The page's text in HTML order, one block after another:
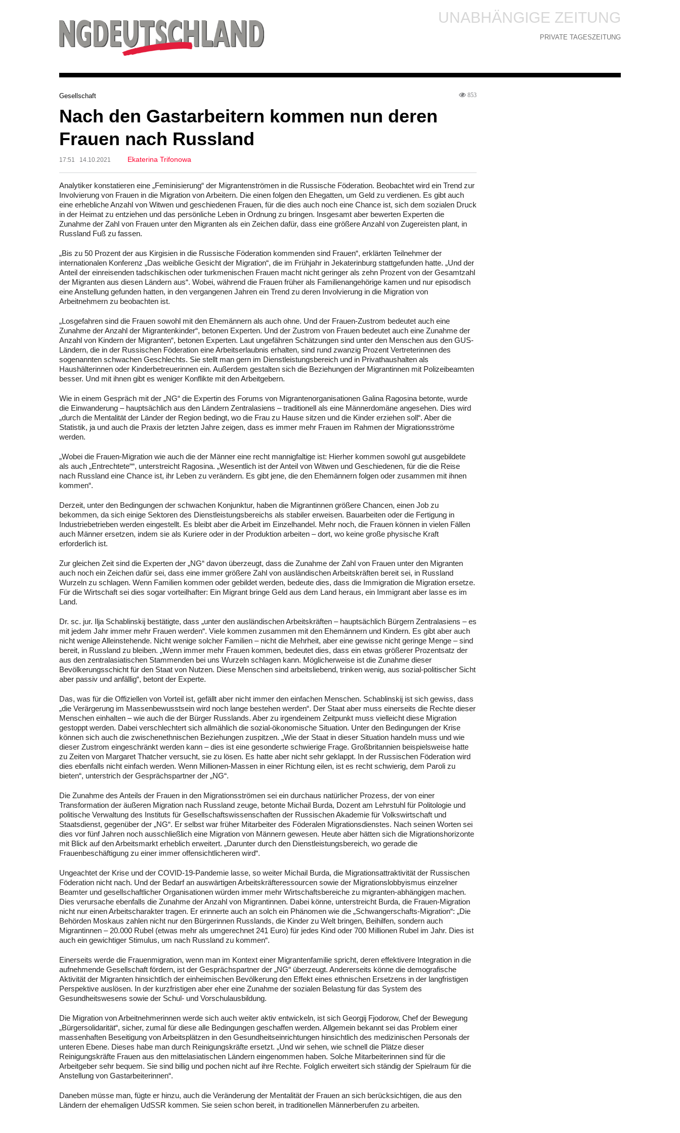
UNABHÄNGIGE ZEITUNG
PRIVATE TAGESZEITUNG
Gesellschaft 853
Nach den Gastarbeitern kommen nun deren
Frauen nach Russland
17:51 14.10.2021 Ekaterina Trifonowa
Analytiker konstatieren eine „Feminisierung“ der Migrantenströmen in die Russische Föderation. Beobachtet wird ein Trend zur
Involvierung von Frauen in die Migration von Arbeitern. Die einen folgen den Ehegatten, um Geld zu verdienen. Es gibt auch
eine erhebliche Anzahl von Witwen und geschiedenen Frauen, für die dies auch noch eine Chance ist, sich dem sozialen Druck
in der Heimat zu entziehen und das persönliche Leben in Ordnung zu bringen. Insgesamt aber bewerten Experten die
Zunahme der Zahl von Frauen unter den Migranten als ein Zeichen dafür, dass eine größere Anzahl von Zugereisten plant, in
Russland Fuß zu fassen.
„Bis zu 50 Prozent der aus Kirgisien in die Russische Föderation kommenden sind Frauen“, erklärten Teilnehmer der
internationalen Konferenz „Das weibliche Gesicht der Migration“, die im Frühjahr in Jekaterinburg stattgefunden hatte. „Und der
Anteil der einreisenden tadschikischen oder turkmenischen Frauen macht nicht geringer als zehn Prozent von der Gesamtzahl
der Migranten aus diesen Ländern aus“. Wobei, während die Frauen früher als Familienangehörige kamen und nur episodisch
eine Anstellung gefunden hatten, in den vergangenen Jahren ein Trend zu deren Involvierung in die Migration von
Arbeitnehmern zu beobachten ist.
„Losgefahren sind die Frauen sowohl mit den Ehemännern als auch ohne. Und der Frauen-Zustrom bedeutet auch eine
Zunahme der Anzahl der Migrantenkinder“, betonen Experten. Und der Zustrom von Frauen bedeutet auch eine Zunahme der
Anzahl von Kindern der Migranten“, betonen Experten. Laut ungefähren Schätzungen sind unter den Menschen aus den GUS-
Ländern, die in der Russischen Föderation eine Arbeitserlaubnis erhalten, sind rund zwanzig Prozent Vertreterinnen des
sogenannten schwachen Geschlechts. Sie stellt man gern im Dienstleistungsbereich und in Privathaushalten als
Haushälterinnen oder Kinderbetreuerinnen ein. Außerdem gestalten sich die Beziehungen der Migrantinnen mit Polizeibeamten
besser. Und mit ihnen gibt es weniger Konflikte mit den Arbeitgebern.
Wie in einem Gespräch mit der „NG“ die Expertin des Forums von Migrantenorganisationen Galina Ragosina betonte, wurde
die Einwanderung – hauptsächlich aus den Ländern Zentralasiens – traditionell als eine Männerdomäne angesehen. Dies wird
„durch die Mentalität der Länder der Region bedingt, wo die Frau zu Hause sitzen und die Kinder erziehen soll“. Aber die
Statistik, ja und auch die Praxis der letzten Jahre zeigen, dass es immer mehr Frauen im Rahmen der Migrationsströme
werden.
„Wobei die Frauen-Migration wie auch die der Männer eine recht mannigfaltige ist: Hierher kommen sowohl gut ausgebildete
als auch „Entrechtete““, unterstreicht Ragosina. „Wesentlich ist der Anteil von Witwen und Geschiedenen, für die die Reise
nach Russland eine Chance ist, ihr Leben zu verändern. Es gibt jene, die den Ehemännern folgen oder zusammen mit ihnen
kommen“.
Derzeit, unter den Bedingungen der schwachen Konjunktur, haben die Migrantinnen größere Chancen, einen Job zu
bekommen, da sich einige Sektoren des Dienstleistungsbereichs als stabiler erweisen. Bauarbeiten oder die Fertigung in
Industriebetrieben werden eingestellt. Es bleibt aber die Arbeit im Einzelhandel. Mehr noch, die Frauen können in vielen Fällen
auch Männer ersetzen, indem sie als Kuriere oder in der Produktion arbeiten – dort, wo keine große physische Kraft
erforderlich ist.
Zur gleichen Zeit sind die Experten der „NG“ davon überzeugt, dass die Zunahme der Zahl von Frauen unter den Migranten
auch noch ein Zeichen dafür sei, dass eine immer größere Zahl von ausländischen Arbeitskräften bereit sei, in Russland
Wurzeln zu schlagen. Wenn Familien kommen oder gebildet werden, bedeute dies, dass die Immigration die Migration ersetze.
Für die Wirtschaft sei dies sogar vorteilhafter: Ein Migrant bringe Geld aus dem Land heraus, ein Immigrant aber lasse es im
Land.
Dr. sc. jur. Ilja Schablinskij bestätigte, dass „unter den ausländischen Arbeitskräften – hauptsächlich Bürgern Zentralasiens – es
mit jedem Jahr immer mehr Frauen werden“. Viele kommen zusammen mit den Ehemännern und Kindern. Es gibt aber auch
nicht wenige Alleinstehende. Nicht wenige solcher Familien – nicht die Mehrheit, aber eine gewisse nicht geringe Menge – sind
bereit, in Russland zu bleiben. „Wenn immer mehr Frauen kommen, bedeutet dies, dass ein etwas größerer Prozentsatz der
aus den zentralasiatischen Stammenden bei uns Wurzeln schlagen kann. Möglicherweise ist die Zunahme dieser
Bevölkerungsschicht für den Staat von Nutzen. Diese Menschen sind arbeitsliebend, trinken wenig, aus sozial-politischer Sicht
aber passiv und anfällig“, betont der Experte.
Das, was für die Offiziellen von Vorteil ist, gefällt aber nicht immer den einfachen Menschen. Schablinskij ist sich gewiss, dass
„die Verärgerung im Massenbewusstsein wird noch lange bestehen werden“. Der Staat aber muss einerseits die Rechte dieser
Menschen einhalten – wie auch die der Bürger Russlands. Aber zu irgendeinem Zeitpunkt muss vielleicht diese Migration
gestoppt werden. Dabei verschlechtert sich allmählich die sozial-ökonomische Situation. Unter den Bedingungen der Krise
können sich auch die zwischenethnischen Beziehungen zuspitzen. „Wie der Staat in dieser Situation handeln muss und wie
dieser Zustrom eingeschränkt werden kann – dies ist eine gesonderte schwierige Frage. Großbritannien beispielsweise hatte
zu Zeiten von Margaret Thatcher versucht, sie zu lösen. Es hatte aber nicht sehr geklappt. In der Russischen Föderation wird
dies ebenfalls nicht einfach werden. Wenn Millionen-Massen in einer Richtung eilen, ist es recht schwierig, dem Paroli zu
bieten“, unterstrich der Gesprächspartner der „NG“.
Die Zunahme des Anteils der Frauen in den Migrationsströmen sei ein durchaus natürlicher Prozess, der von einer
Transformation der äußeren Migration nach Russland zeuge, betonte Michail Burda, Dozent am Lehrstuhl für Politologie und
politische Verwaltung des Instituts für Gesellschaftswissenschaften der Russischen Akademie für Volkswirtschaft und
Staatsdienst, gegenüber der „NG“. Er selbst war früher Mitarbeiter des Föderalen Migrationsdienstes. Nach seinen Worten sei
dies vor fünf Jahren noch ausschließlich eine Migration von Männern gewesen. Heute aber hätten sich die Migrationshorizonte
mit Blick auf den Arbeitsmarkt erheblich erweitert. „Darunter durch den Dienstleistungsbereich, wo gerade die
Frauenbeschäftigung zu einer immer offensichtlicheren wird“.
Ungeachtet der Krise und der COVID-19-Pandemie lasse, so weiter Michail Burda, die Migrationsattraktivität der Russischen
Föderation nicht nach. Und der Bedarf an auswärtigen Arbeitskräfteressourcen sowie der Migrationslobbyismus einzelner
Beamter und gesellschaftlicher Organisationen würden immer mehr Wirtschaftsbereiche zu migranten-abhängigen machen.
Dies verursache ebenfalls die Zunahme der Anzahl von Migrantinnen. Dabei könne, unterstreicht Burda, die Frauen-Migration
nicht nur einen Arbeitscharakter tragen. Er erinnerte auch an solch ein Phänomen wie die „Schwangerschafts-Migration“: „Die
Behörden Moskaus zahlen nicht nur den Bürgerinnen Russlands, die Kinder zu Welt bringen, Beihilfen, sondern auch
Migrantinnen – 20.000 Rubel (etwas mehr als umgerechnet 241 Euro) für jedes Kind oder 700 Millionen Rubel im Jahr. Dies ist
auch ein gewichtiger Stimulus, um nach Russland zu kommen“.
Einerseits werde die Frauenmigration, wenn man im Kontext einer Migrantenfamilie spricht, deren effektivere Integration in die
aufnehmende Gesellschaft fördern, ist der Gesprächspartner der „NG“ überzeugt. Andererseits könne die demografische
Aktivität der Migranten hinsichtlich der einheimischen Bevölkerung den Effekt eines ethnischen Ersetzens in der langfristigen
Perspektive auslösen. In der kurzfristigen aber eher eine Zunahme der sozialen Belastung für das System des
Gesundheitswesens sowie der Schul- und Vorschulausbildung.
Die Migration von Arbeitnehmerinnen werde sich auch weiter aktiv entwickeln, ist sich Georgij Fjodorow, Chef der Bewegung
„Bürgersolidarität“, sicher, zumal für diese alle Bedingungen geschaffen werden. Allgemein bekannt sei das Problem einer
massenhaften Beseitigung von Arbeitsplätzen in den Gesundheitseinrichtungen hinsichtlich des medizinischen Personals der
unteren Ebene. Dieses habe man durch Reinigungskräfte ersetzt. „Und wir sehen, wie schnell die Plätze dieser
Reinigungskräfte Frauen aus den mittelasiatischen Ländern eingenommen haben. Solche Mitarbeiterinnen sind für die
Arbeitgeber sehr bequem. Sie sind billig und pochen nicht auf ihre Rechte. Folglich erweitert sich ständig der Spielraum für die
Anstellung von Gastarbeiterinnen“.
Daneben müsse man, fügte er hinzu, auch die Veränderung der Mentalität der Frauen an sich berücksichtigen, die aus den
Ländern der ehemaligen UdSSR kommen. Sie seien schon bereit, in traditionellen Männerberufen zu arbeiten.